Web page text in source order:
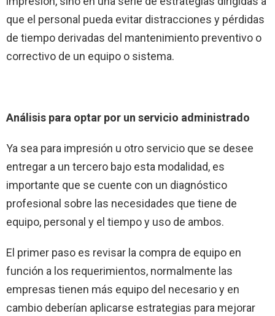
que el personal pueda evitar distracciones y pérdidas
de tiempo derivadas del mantenimiento preventivo o
correctivo de un equipo o sistema.
Análisis para optar por un servicio administrado
Ya sea para impresión u otro servicio que se desee
entregar a un tercero bajo esta modalidad, es
importante que se cuente con un diagnóstico
profesional sobre las necesidades que tiene de
equipo, personal y el tiempo y uso de ambos.
El primer paso es revisar la compra de equipo en
función a los requerimientos, normalmente las
empresas tienen más equipo del necesario y en
cambio deberían aplicarse estrategias para mejorar